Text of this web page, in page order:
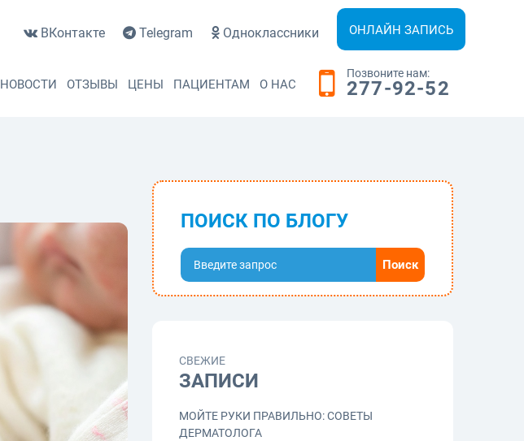
ВКонтакте Telegram Одноклассники ОНЛАЙН ЗАПИСЬ
НОВОСТИ ОТЗЫВЫ ЦЕНЫ ПАЦИЕНТАМ О НАС
Позвоните нам:
277-92-52
ПОИСК ПО БЛОГУ
СВЕЖИЕ
ЗАПИСИ
МОЙТЕ РУКИ ПРАВИЛЬНО: СОВЕТЫ
ДЕРМАТОЛОГА